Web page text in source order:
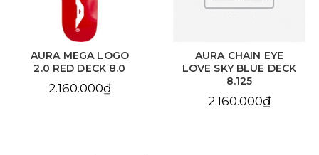
AURA MEGA LOGO
2.0 RED DECK 8.0
2.160.000₫
AURA CHAIN EYE
LOVE SKY BLUE DECK
8.125
2.160.000₫